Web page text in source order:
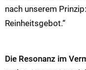
nach unserem
Reinheitsgebot.“
Die Resonanz im